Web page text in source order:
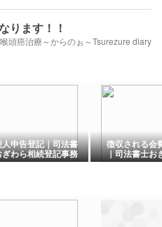
ります！！
喉頭癌治療～からのぉ～Tsurezure diary
申告登記｜司法書
わら相続登記事務
田
徴収される会
｜司法書士お
登記事務所秋